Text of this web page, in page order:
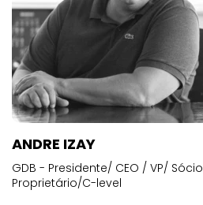
ANDRE IZAY
GDB - Presidente/ CEO / VP/ Sócio
Proprietário/C-level